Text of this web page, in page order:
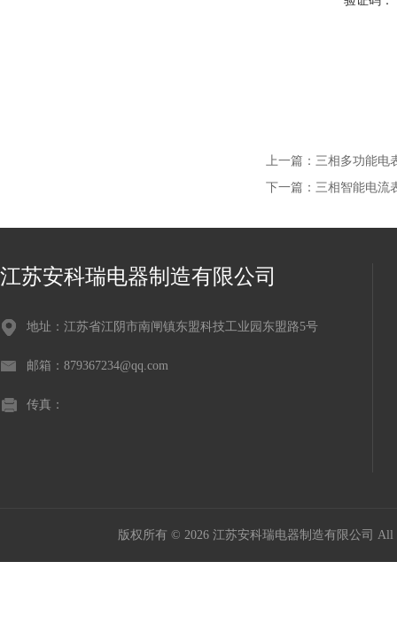
上一篇： 三相多功能电
下一篇： 三相智能电流
江苏安科瑞电器制造有限公司
地址：江苏省江阴市南闸镇东盟科技工业园东盟路5号
邮箱：879367234@qq.com
传真：
版权所有 © 2026 江苏安科瑞电器制造有限公司